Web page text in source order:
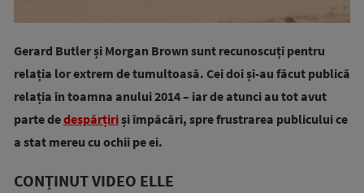
Gerard Butler și Morgan Brown sunt recunoscuți pentru
relația lor extrem de tumultoasă. Cei doi și-au făcut publică
relația în toamna anului 2014 – iar de atunci au tot avut
parte dedespărțiriși împăcări, spre frustrarea publicului ce
a stat mereu cu ochii pe ei.
CONȚINUT VIDEO ELLE